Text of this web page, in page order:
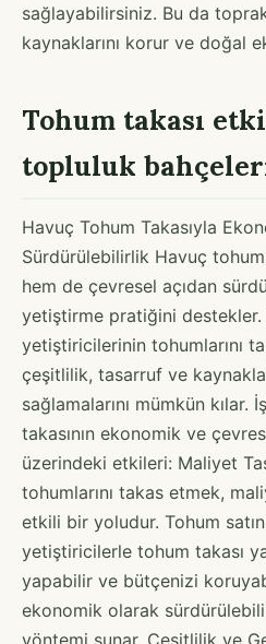
sağlayabilirsiniz. Bu da
kaynaklarını korur ve doğal
Tohum takası
topluluk
Havuç Tohum Takasıyla
Sürdürülebilirlik Havuç
hem de çevresel açıdan
yetiştirme pratiğini destekler.
yetiştiricilerinin tohumlarını
çeşitlilik, tasarruf ve
sağlamalarını mümkün kılar.
takasının ekonomik ve
üzerindeki etkileri: Maliyet
tohumlarını takas etmek,
etkili bir yoludur. Tohum
yetiştiricilerle tohum takası
yapabilir ve bütçenizi
ekonomik olarak
yöntemi sunar. Çeşitlilik ve